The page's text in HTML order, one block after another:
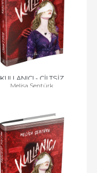
KULLANICI - CİLTSİZ
Melisa Şentürk